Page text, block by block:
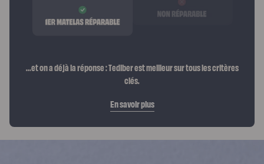
...et on a déjà la réponse :Tediber est meilleur sur tous les critères
clés.
En savoir plus